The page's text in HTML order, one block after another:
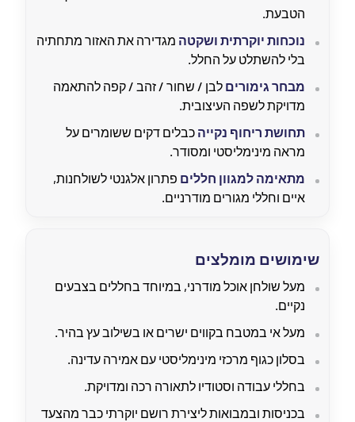
הטבעת.
נוכחות יוקרתית ושקטה מגדירה את האזור מתחתיה
בלי להשתלט על החלל.
מבחר גימורים לבן / שחור / זהב / קפה להתאמה
מדויקת לשפה העיצובית.
תחושת ריחוף נקייה כבלים דקים ששומרים על
מראה מינימליסטי ומסודר.
מתאימה למגוון חללים פתרון אלגנטי לשולחנות,
איים וחללי מגורים מודרניים.
שימושים מומלצים
מעל שולחן אוכל מודרני, במיוחד בחללים בצבעים
נקיים.
מעל אי במטבח בקווים ישרים או בשילוב עץ בהיר.
בסלון כגוף מרכזי מינימליסטי עם אמירה עדינה.
בחללי עבודה וסטודיו לתאורה רכה ומדויקת.
בכניסות ובמבואות ליצירת רושם יוקרתי כבר מהצעד